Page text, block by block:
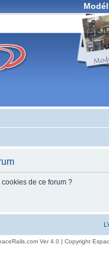
de ce forum ?
Ver 4.0 | Copyright